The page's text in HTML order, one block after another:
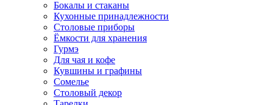
Бокалы и стаканы
Кухонные принадлежности
Столовые приборы
Ëмкости для хранения
Гурмэ
Для чая и кофе
Кувшины и графины
Сомелье
Столовый декор